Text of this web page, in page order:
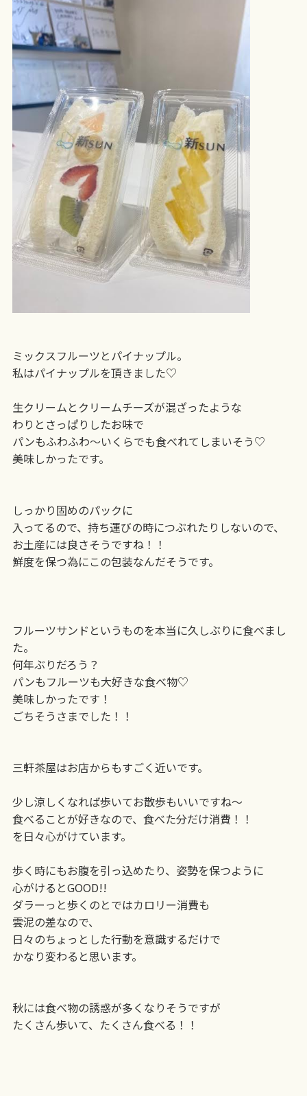
ミックスフルーツと パイナップル。
私はパイナップルを頂きました♡
生クリームとクリームチーズが混ざったような
わりとさっぱりしたお味で
パンもふわふわ〜いくらでも食べれて しまいそう♡
美味しかったです。
しっかり固めのパックに
入ってるので、持ち運びの時につぶれたりしないので、
お土産には良さそうですね！！
鮮度を保つ為にこの包装なんだそうです。
フルーツサンドというものを本当に久しぶりに食べまし
た。
何年ぶりだろう？
パンもフルーツも大好きな食べ物♡
美味しかったです！
ごちそうさまでした！！
三軒茶屋はお店からもすごく近いです。
少し涼しくなれば歩いてお散歩もいいですね〜
食べることが好きなので、食べた分だけ消費！！
を日々心がけています。
歩く時にもお腹を引っ込めたり、姿勢を保つように
心がけるとGOOD!!
ダラーっと歩くのとではカロリー消費も
雲泥の差なので、
日々のちょっとした行動を意識するだけで
かなり変わると思います。
秋には食べ物の誘惑が多くなりそうですが
たくさん歩いて、たくさん食べる！！